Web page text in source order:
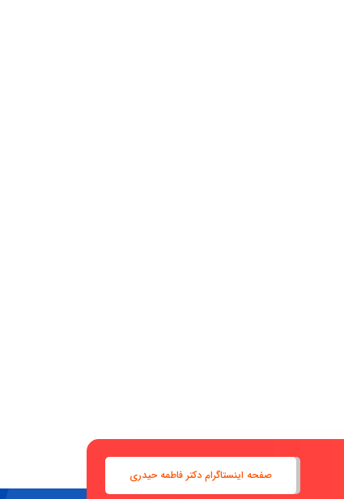
صفحه اینستاگرام دکتر فاطمه حیدری